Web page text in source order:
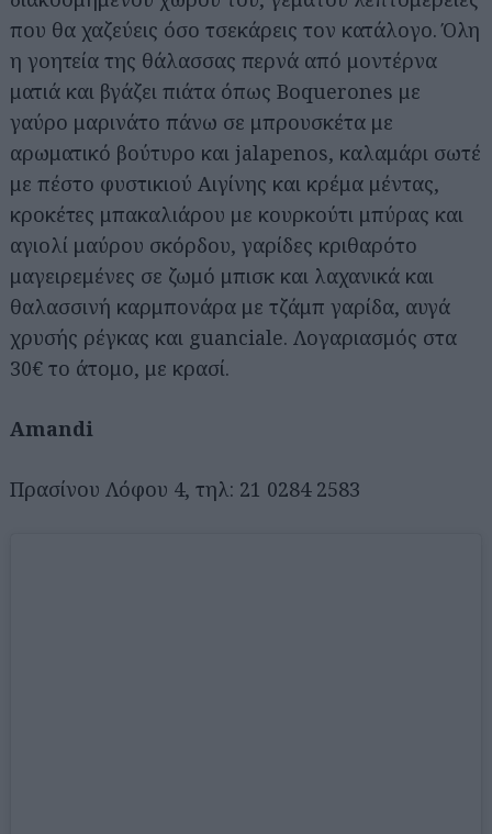
που θα χαζεύεις όσο τσεκάρεις τον κατάλογο. Όλη
η γοητεία της θάλασσας περνά από μοντέρνα
ματιά και βγάζει πιάτα όπως Boquerones με
γαύρο μαρινάτο πάνω σε μπρουσκέτα με
αρωματικό βούτυρο και jalapenos, καλαμάρι σωτέ
με πέστο φυστικιού Αιγίνης και κρέμα μέντας,
κροκέτες μπακαλιάρου με κουρκούτι μπύρας και
αγιολί μαύρου σκόρδου, γαρίδες κριθαρότο
μαγειρεμένες σε ζωμό μπισκ και λαχανικά και
θαλασσινή καρμπονάρα με τζάμπ γαρίδα, αυγά
χρυσής ρέγκας και guanciale. Λογαριασμός στα
30€ το άτομο, με κρασί.
Amandi
Πρασίνου Λόφου 4, τηλ: 21 0284 2583